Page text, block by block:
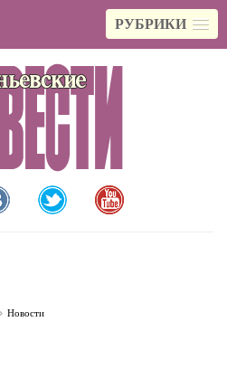
РУБРИКИ
Новости